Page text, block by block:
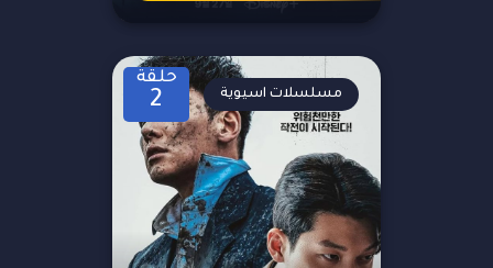
حلقة
2 مسلسلات اسيوية